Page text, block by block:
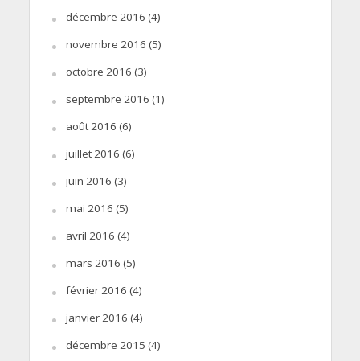
décembre 2016 (4)
novembre 2016 (5)
octobre 2016 (3)
septembre 2016 (1)
août 2016 (6)
juillet 2016 (6)
juin 2016 (3)
mai 2016 (5)
avril 2016 (4)
mars 2016 (5)
février 2016 (4)
janvier 2016 (4)
décembre 2015 (4)